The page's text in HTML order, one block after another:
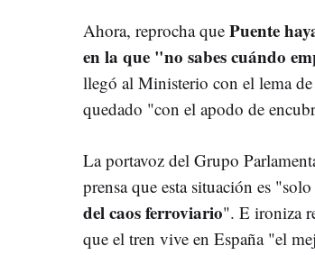
Ahora, reprocha que Puente
en la que "no sabes cuándo
llegó al Ministerio con el lema
quedado "con el apodo de
La portavoz del Grupo
prensa que esta situación es
del caos ferroviario". E ironiza
que el tren vive en España "el